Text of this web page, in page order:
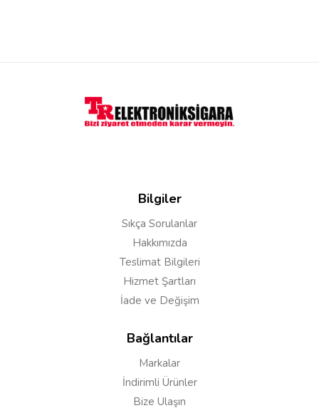
Hocam ne zaman stokta olur ya da elabo tank için
uyumlu bașka coil var mı?
değildir. stoklara gelince haberdar ol butonu ile
ürün geldiği zaman sms ve mail olarak
bilgilendirilme yapılır.
Yorum Yapın
Bilgiler
Sıkça Sorulanlar
Hakkımızda
Teslimat Bilgileri
Hizmet Şartları
İade ve Değişim
Bağlantılar
Markalar
İndirimli Ürünler
Bize Ulaşın